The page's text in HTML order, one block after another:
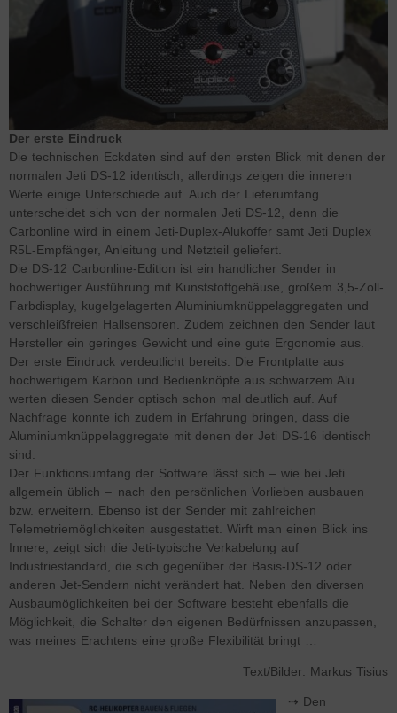
Der erste Eindruck
Die technischen Eckdaten sind auf den ersten Blick mit denen der
normalen Jeti DS-12 identisch, allerdings zeigen die inneren
Werte einige Unterschiede auf. Auch der Lieferumfang
unterscheidet sich von der normalen Jeti DS-12, denn die
Carbonline wird in einem Jeti-Duplex-Alukoffer samt Jeti Duplex
R5L-Empfänger, Anleitung und Netzteil geliefert.
Die DS-12 Carbonline-Edition ist ein handlicher Sender in
hochwertiger Ausführung mit Kunststoffgehäuse, großem 3,5-Zoll-
Farbdisplay, kugelgelagerten Aluminiumknüppelaggregaten und
verschleißfreien Hallsensoren. Zudem zeichnen den Sender laut
Hersteller ein geringes Gewicht und eine gute Ergonomie aus.
Der erste Eindruck verdeutlicht bereits: Die Frontplatte aus
hochwertigem Karbon und Bedienknöpfe aus schwarzem Alu
werten diesen Sender optisch schon mal deutlich auf. Auf
Nachfrage konnte ich zudem in Erfahrung bringen, dass die
Aluminiumknüppelaggregate mit denen der Jeti DS-16 identisch
sind.
Der Funktionsumfang der Software lässt sich – wie bei Jeti
allgemein üblich – nach den persönlichen Vorlieben ausbauen
bzw. erweitern. Ebenso ist der Sender mit zahlreichen
Telemetriemöglichkeiten ausgestattet. Wirft man einen Blick ins
Innere, zeigt sich die Jeti-typische Verkabelung auf
Industriestandard, die sich gegenüber der Basis-DS-12 oder
anderen Jet-Sendern nicht verändert hat. Neben den diversen
Ausbaumöglichkeiten bei der Software besteht ebenfalls die
Möglichkeit, die Schalter den eigenen Bedürfnissen anzupassen,
was meines Erachtens eine große Flexibilität bringt …
Text/Bilder: Markus Tisius
⇢ Den